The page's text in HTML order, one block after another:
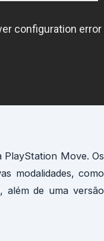
Move. Os
modalidades, como
além de uma versão